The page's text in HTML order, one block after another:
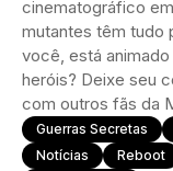
cinematográfico
mutantes têm tudo
você, está
heróis? Deixe seu
com outros fãs da
Guerras Secretas
Notícias
Reboot